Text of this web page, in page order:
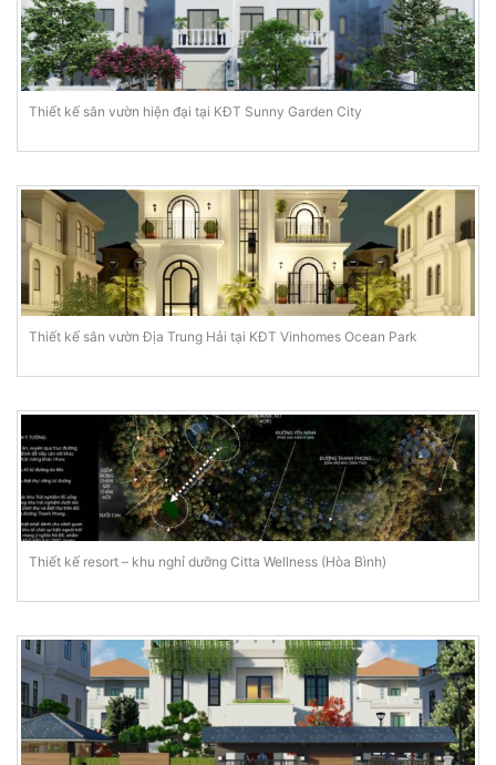
Thiết kế sân vườn hiện đại tại KĐT Sunny Garden City
Thiết kế sân vườn Địa Trung Hải tại KĐT Vinhomes Ocean Park
Thiết kế resort – khu nghỉ dưỡng Citta Wellness (Hòa Bình)